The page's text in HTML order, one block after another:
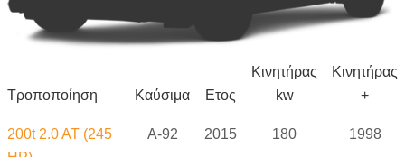
Τροποποίηση Καύσιμα Ετος
Κινητήρας
kw
Κινητήρας
+
200t 2.0 AT (245
A-92
2015
180 1998